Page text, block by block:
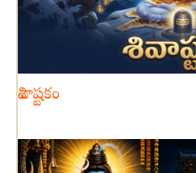
శివాష్టకం